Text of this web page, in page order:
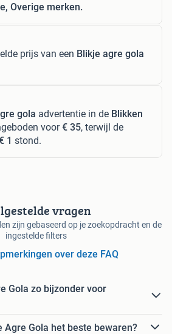
Overige merken.
prijs van een Blikje agre gola
gola advertentie in de Blikken
voor€ 35, terwijl de
1 stond.
vragen
zijn gebaseerd op je zoekopdracht en de
ingestelde filters
over deze FAQ
Gola zo bijzonder voor
Agre Gola het beste bewaren?